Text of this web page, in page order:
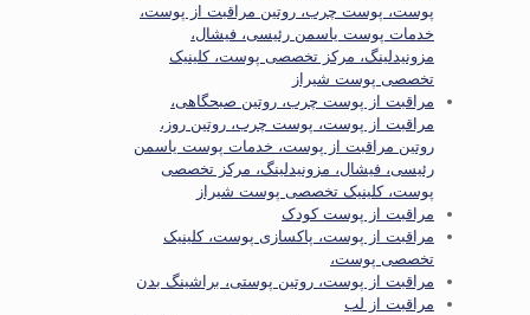
پوست، پوست چرب، روتین مراقبت از پوست،
خدمات پوست یاسمن رئیسی، فیشال،
مزونیدلینگ، مرکز تخصصی پوست، کلینیک
تخصصی پوست شیراز
مراقبت از پوست چرب، روتین صبحگاهی،
مراقبت از پوست، پوست چرب، روتین روز،
روتین مراقبت از پوست، خدمات پوست یاسمن
رئیسی، فیشال، مزونیدلینگ، مرکز تخصصی
پوست، کلینیک تخصصی پوست شیراز
مراقبت از پوست کودک
مراقبت از پوست، پاکسازی پوست، کلینیک
تخصصی پوست،
مراقبت از پوست، روتین پوستی، براشینگ بدن
مراقبت از لب